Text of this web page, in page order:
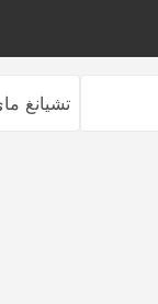
تشيانغ